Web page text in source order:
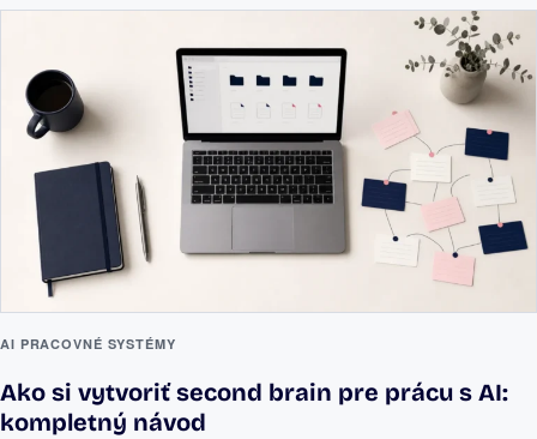
AI PRACOVNÉ SYSTÉMY
Ako si vytvoriť second brain pre prácu s AI:
kompletný návod